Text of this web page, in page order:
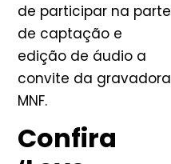
de participar na parte
de captação e
edição de áudio a
convite da gravadora
MNF.
Confira